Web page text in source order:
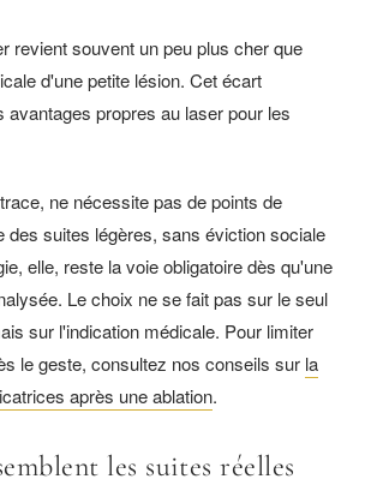
revient souvent un peu plus cher que
d'une petite lésion. Cet écart
avantages propres au laser pour les
ne nécessite pas de points de
des suites légères, sans éviction sociale
elle, reste la voie obligatoire dès qu'une
Le choix ne se fait pas sur le seul
sur l'indication médicale. Pour limiter
le geste, consultez nos conseils sur la
après une ablation.
les suites réelles